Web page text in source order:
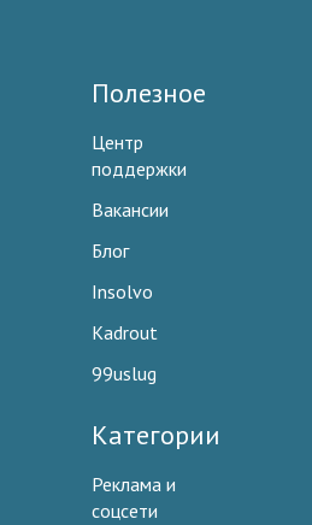
Полезное
Центр
поддержки
Вакансии
Блог
Insolvo
Kadrout
99uslug
Категории
Реклама и
соцсети